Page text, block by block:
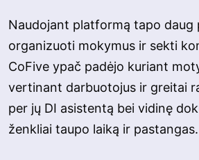
Naudojant platformą tapo daug
organizuoti mokymus ir sekti
CoFive ypač padėjo kuriant
vertinant darbuotojus ir greitai
per jų DI asistentą bei vidinę
ženkliai taupo laiką ir